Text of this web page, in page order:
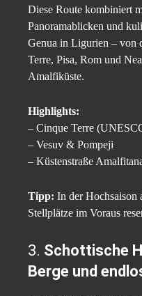
Diese Route kombiniert
Panoramablicken und
Genua in Ligurien – von
Terre, Pisa, Rom und
Amalfiküste.
Highlights:
– Cinque Terre
– Vesuv & Pompeji
– Küstenstraße
Tipp: In der Hochsaison
Stellplätze im Voraus
3. Schottische
Berge und